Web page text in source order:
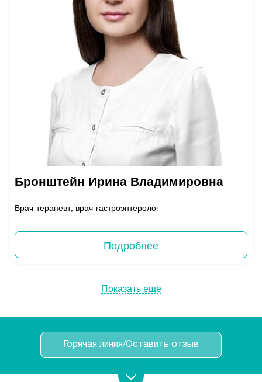
Бронштейн Ирина Владимировна
Врач-терапевт, врач-гастроэнтеролог
Подробнее
Показать ещё
Горячая линия/Оставить отзыв
Записаться на прием